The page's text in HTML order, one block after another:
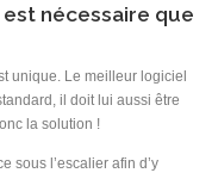
nécessaire que
unique. Le meilleur logiciel
il doit lui aussi être
la solution !
sous l’escalier afin d’y